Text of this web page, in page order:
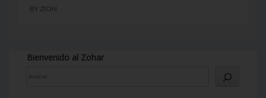
BY ZION
Bienvenido al Zohar